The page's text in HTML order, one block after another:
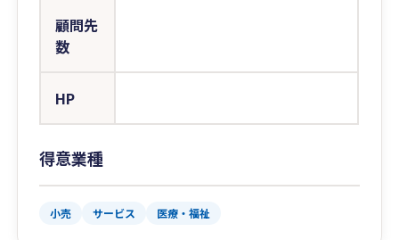
顧問先
数
HP
得意業種
小売 サービス 医療・福祉